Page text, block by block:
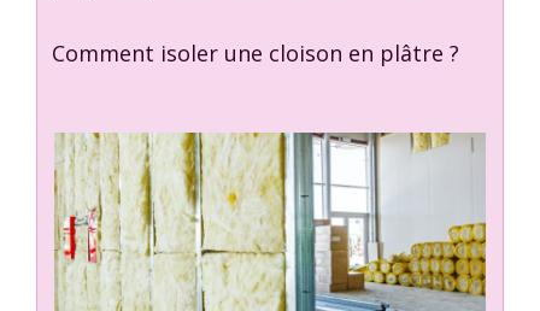
Comment isoler une cloison en plâtre ?